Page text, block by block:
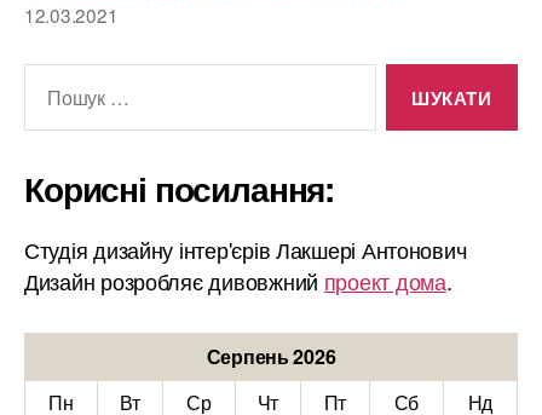
12.03.2021
Корисні посилання:
Студія дизайну інтер'єрів Лакшері Антонович
Дизайн розробляє дивовжний проект дома.
Серпень 2026
Пн
Вт Ср Чт Пт Сб Нд